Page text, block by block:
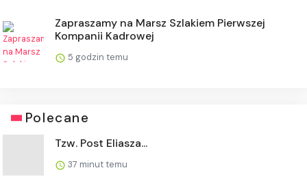
Zapraszamy na Marsz Szlakiem Pierwszej
Kompanii Kadrowej
5 godzin temu
Polecane
Tzw. Post Eliasza...
37 minut temu